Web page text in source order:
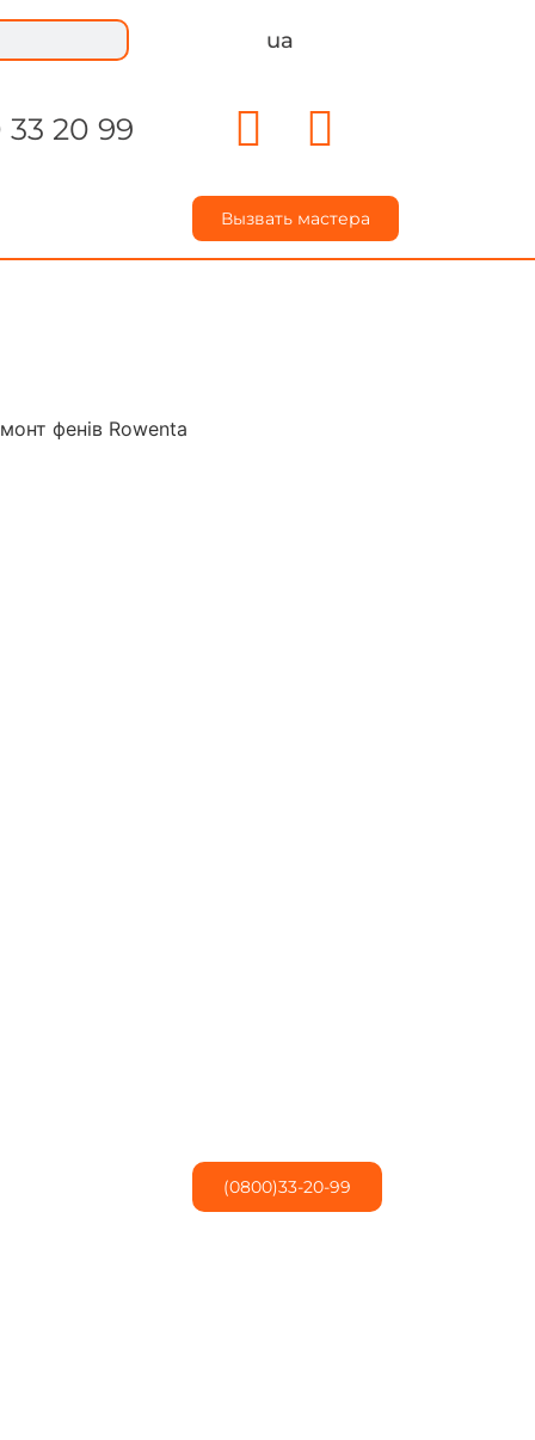
ua
20 99
Вызвать мастера
(0800)33-20-99